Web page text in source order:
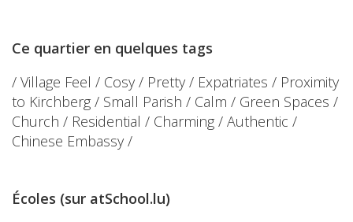
Ce quartier en quelques tags
/ Village Feel / Cosy / Pretty / Expatriates / Proximity
to Kirchberg / Small Parish / Calm / Green Spaces /
Church / Residential / Charming / Authentic /
Chinese Embassy /
Écoles (sur atSchool.lu)